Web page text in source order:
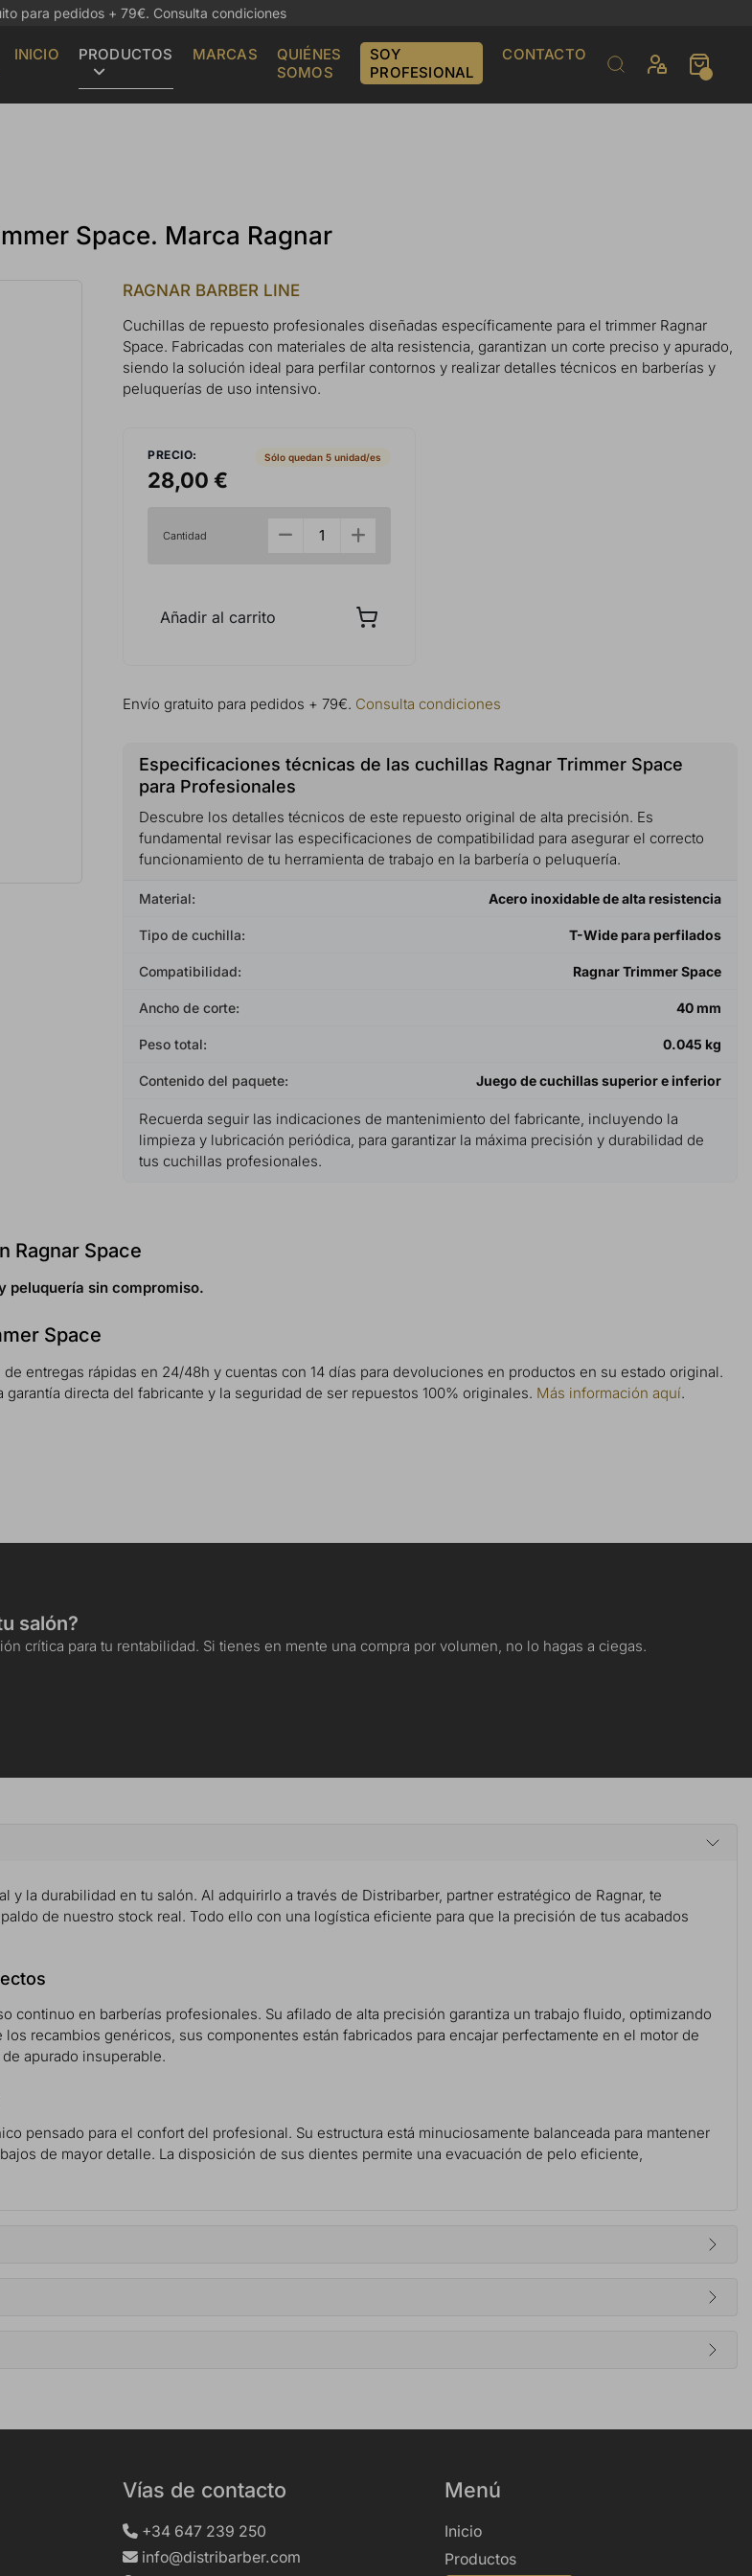
para pedidos + 79€. Consulta condiciones
INICIO PRODUCTOS MARCAS
QUIÉNES
SOMOS
SOY
PROFESIONAL
CONTACTO
Space. Marca Ragnar
RAGNAR BARBER LINE
Cuchillas de repuesto profesionales diseñadas específicamente para el trimmer Ragnar
Space. Fabricadas con materiales de alta resistencia, garantizan un corte preciso y apurado,
siendo la solución ideal para perfilar contornos y realizar detalles técnicos en barberías y
peluquerías de uso intensivo.
PRECIO:
28,00 €
Sólo quedan 5 unidad/es
Cantidad
Añadir al carrito
Envío gratuito para pedidos + 79€. Consulta condiciones
Especificaciones técnicas de las cuchillas Ragnar Trimmer Space
para Profesionales
Descubre los detalles técnicos de este repuesto original de alta precisión. Es
fundamental revisar las especificaciones de compatibilidad para asegurar el correcto
funcionamiento de tu herramienta de trabajo en la barbería o peluquería.
Material: Acero inoxidable de alta resistencia
Tipo de cuchilla: T-Wide para perfilados
Compatibilidad: Ragnar Trimmer Space
Ancho de corte: 40 mm
Peso total: 0.045 kg
Contenido del paquete: Juego de cuchillas superior e inferior
Recuerda seguir las indicaciones de mantenimiento del fabricante, incluyendo la
limpieza y lubricación periódica, para garantizar la máxima precisión y durabilidad de
tus cuchillas profesionales.
Ragnar Space
peluquería sin compromiso.
Space
entregas rápidas en 24/48h y cuentas con 14 días para devoluciones en productos en su estado original.
directa del fabricante y la seguridad de ser repuestos 100% originales. Más información aquí.
salón?
crítica para tu rentabilidad. Si tienes en mente una compra por volumen, no lo hagas a ciegas.
la durabilidad en tu salón. Al adquirirlo a través de Distribarber, partner estratégico de Ragnar, te
de nuestro stock real. Todo ello con una logística eficiente para que la precisión de tus acabados
continuo en barberías profesionales. Su afilado de alta precisión garantiza un trabajo fluido, optimizando
recambios genéricos, sus componentes están fabricados para encajar perfectamente en el motor de
apurado insuperable.
pensado para el confort del profesional. Su estructura está minuciosamente balanceada para mantener
de mayor detalle. La disposición de sus dientes permite una evacuación de pelo eficiente,
Vías de contacto
+34 647 239 250
info@distribarber.com
Menú
Inicio
Productos